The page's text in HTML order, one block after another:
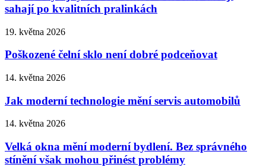
sahají po kvalitních pralinkách
19. května 2026
Poškozené čelní sklo není dobré podceňovat
14. května 2026
Jak moderní technologie mění servis automobilů
14. května 2026
Velká okna mění moderní bydlení. Bez správného
stínění však mohou přinést problémy